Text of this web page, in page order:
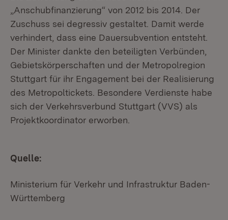
„Anschubfinanzierung“ von 2012 bis 2014. Der
Zuschuss sei degressiv gestaltet. Damit werde
verhindert, dass eine Dauersubvention entsteht.
Der Minister dankte den beteiligten Verbünden,
Gebietskörperschaften und der Metropolregion
Stuttgart für ihr Engagement bei der Realisierung
des Metropoltickets. Besondere Verdienste habe
sich der Verkehrsverbund Stuttgart (VVS) als
Projektkoordinator erworben.
Quelle:
Ministerium für Verkehr und Infrastruktur Baden-
Württemberg